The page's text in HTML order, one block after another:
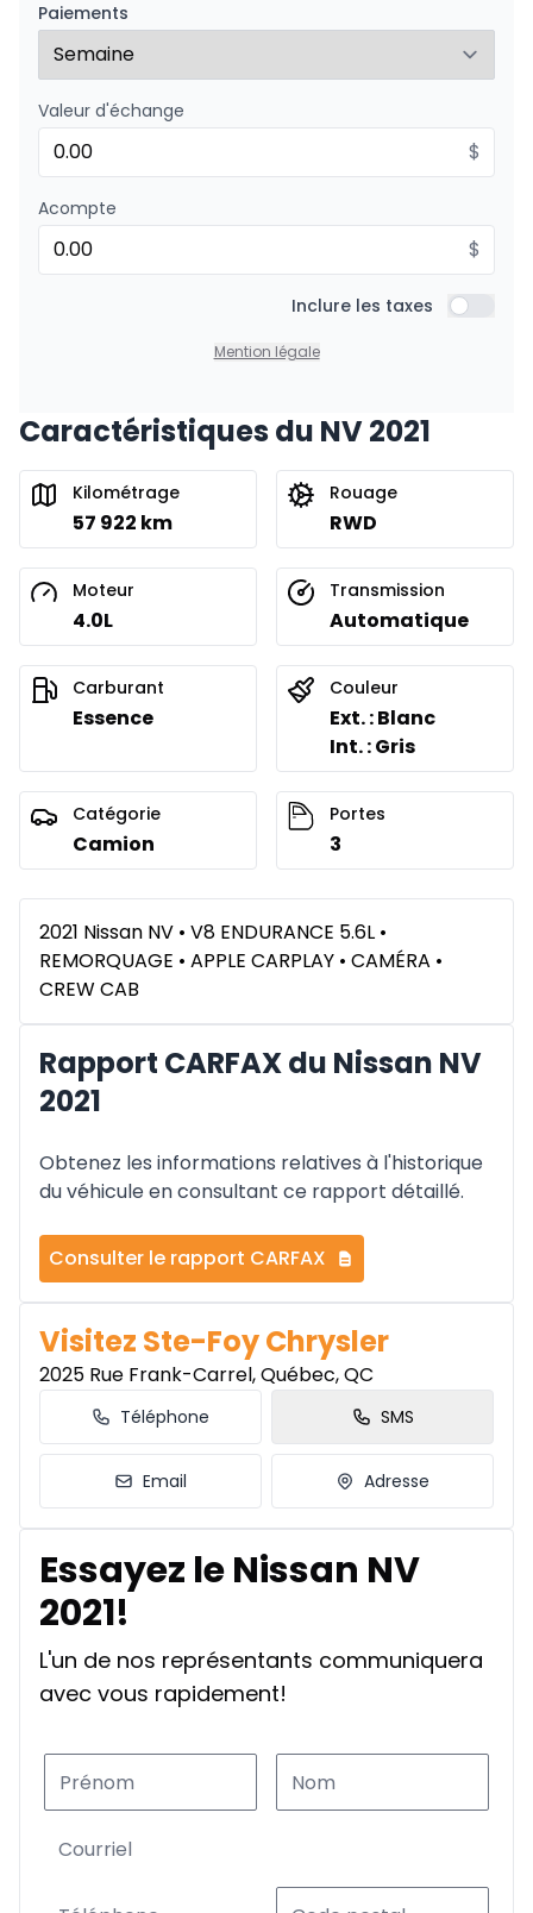
0.00 $ d'acompte • 8.99%
Financement sur 48 mois
Financement sur 48 mois
0.00 $ d'acompte • 8.99%
À partir de :
Financement sur 36 mois
191 $/Sem.
Financement sur 24 mois
0.00 $ d'acompte • 8.99%
À partir de :
274$/Sem.
Paiements
Valeur d'échange
$
Acompte
$
Inclure les taxes Inclure
Mention légale
Caractéristiques du NV 2021
Kilométrage
57 922 km
Rouage
RWD
Moteur
4.0L
Transmission
Automatique
Carburant
Essence
Couleur
Ext. : Blanc
Int. : Gris
Catégorie
Camion
Portes
3
2021 Nissan NV • V8 ENDURANCE 5.6L •
REMORQUAGE • APPLE CARPLAY • CAMÉRA •
CREW CAB
Rapport CARFAX du Nissan NV
2021
Obtenez les informations relatives à l'historique
du véhicule en consultant ce rapport détaillé.
Consulter le rapport CARFAX
Visitez Ste-Foy Chrysler
2025 Rue Frank-Carrel, Québec, QC
Téléphone SMS
Email Adresse
Essayez le Nissan NV
2021!
L'un de nos représentants communiquera
avec vous rapidement!